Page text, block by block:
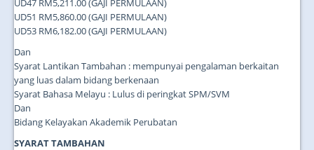
UD47 RM5,211.00 (GAJI PERMULAAN)
UD51 RM5,860.00 (GAJI PERMULAAN)
UD53 RM6,182.00 (GAJI PERMULAAN)
Dan
Syarat Lantikan Tambahan : mempunyai pengalaman berkaitan
yang luas dalam bidang berkenaan
Syarat Bahasa Melayu : Lulus di peringkat SPM/SVM
Dan
Bidang Kelayakan Akademik Perubatan
SYARAT TAMBAHAN